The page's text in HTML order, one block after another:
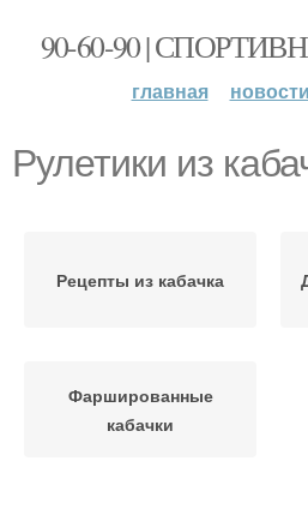
90-60-90 |
главная новости
Рулетики из
Рецепты из кабачка
Фаршированные
кабачки